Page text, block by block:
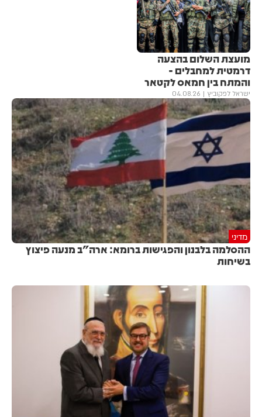
מועצת השלום בהצעה
דרמטית למחבלים -
והמתח בין חמאס לקטאר
ישראל לפקוביץ 04.08.26
מדיני
ההסלמה בלבנון והפגישות ברומא: ארה"ב מנעה פיצוץ
בשיחות